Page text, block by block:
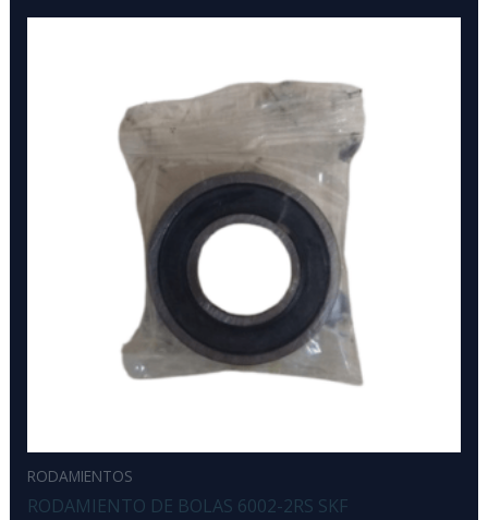
RODAMIENTOS
RODAMIENTO DE BOLAS 6002-2RS SKF